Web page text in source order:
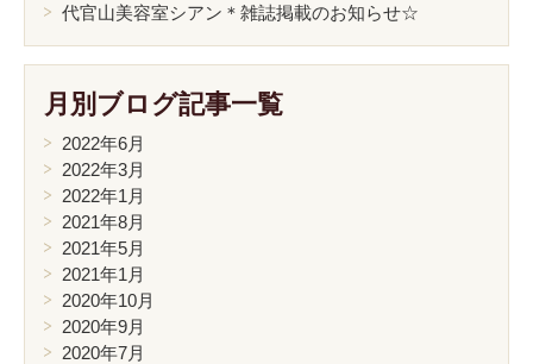
代官山美容室シアン＊雑誌掲載のお知らせ☆
月別ブログ記事一覧
2022年6月
2022年3月
2022年1月
2021年8月
2021年5月
2021年1月
2020年10月
2020年9月
2020年7月